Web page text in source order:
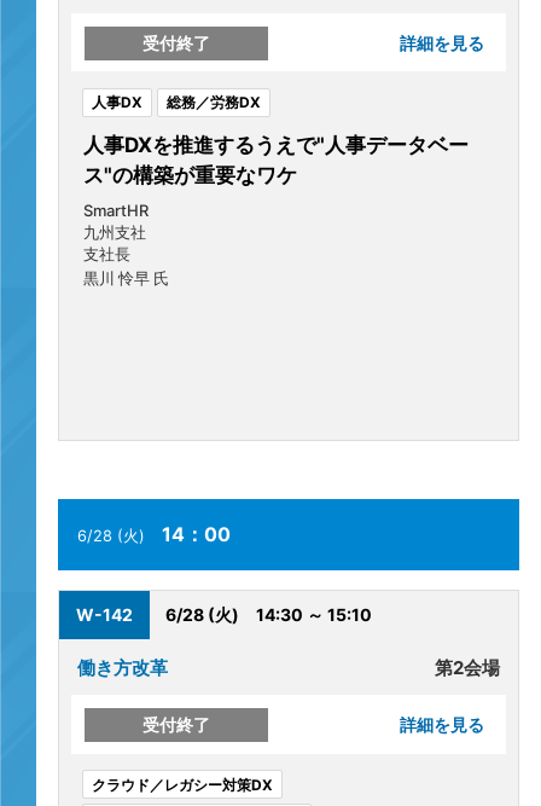
受付終了 詳細を見る
人事DX 総務／労務DX
人事DXを推進するうえで"人事データベー
ス"の構築が重要なワケ
SmartHR
九州支社
支社長
黒川 怜早 氏
6/28 (火) 14：00
W-142 6/28 (火) 14:30 ～ 15:10
働き方改革 第2会場
受付終了 詳細を見る
クラウド／レガシー対策DX